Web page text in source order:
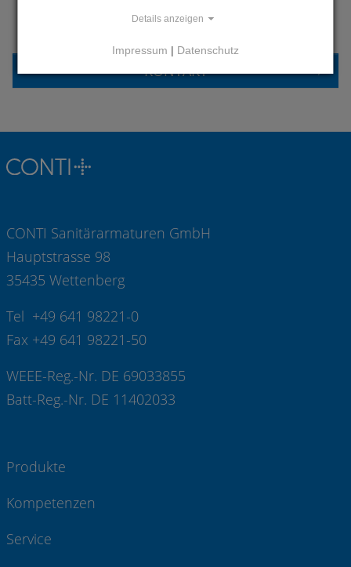
KONTAKTIEREN SIE UNS
KONTAKT
CONTI Sanitärarmaturen GmbH
Hauptstrasse 98
35435 Wettenberg
Tel +49 641 98221-0
Fax +49 641 98221-50
WEEE-Reg.-Nr. DE 69033855
Batt-Reg.-Nr. DE 11402033
Produkte
Kompetenzen
Service
Details anzeigen
Impressum | Datenschutz